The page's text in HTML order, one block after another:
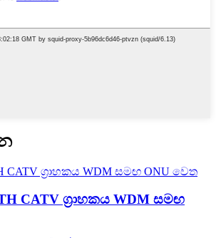
CATV ග්‍රාහකය WDM සමඟ